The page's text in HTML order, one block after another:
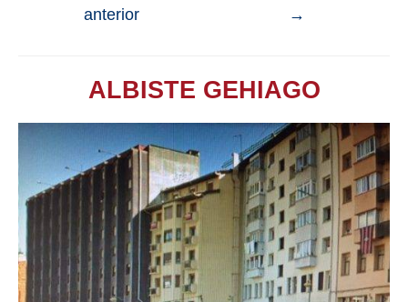
anterior →
ALBISTE GEHIAGO